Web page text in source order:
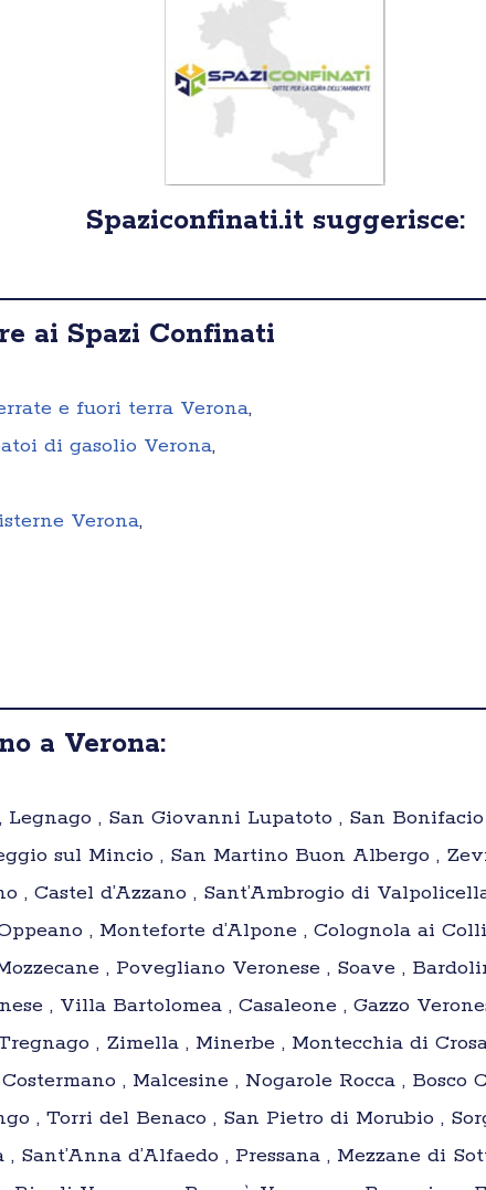
Spaziconfinati.it suggerisce:
ai Spazi Confinati
e fuori terra Verona,
di gasolio Verona,
Verona,
a Verona:
, San Giovanni Lupatoto , San Bonifacio
sul Mincio , San Martino Buon Albergo ,
, Castel d’Azzano , Sant’Ambrogio di
, Monteforte d’Alpone , Colognola ai
, Povegliano Veronese , Soave ,
, Villa Bartolomea , Casaleone , Gazzo
, Zimella , Minerbe , Montecchia di
, Malcesine , Nogarole Rocca ,
, Torri del Benaco , San Pietro di Morubio ,
Sant’Anna d’Alfaedo , Pressana , Mezzane di